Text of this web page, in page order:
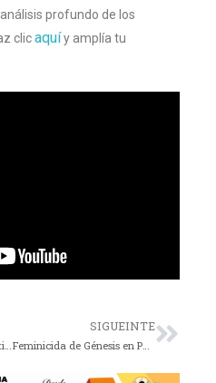
profundo de los
clicaquíy amplía tu
SIGUEINTE
Feminicida de Génesis en Puebla se entrega a las autoridades